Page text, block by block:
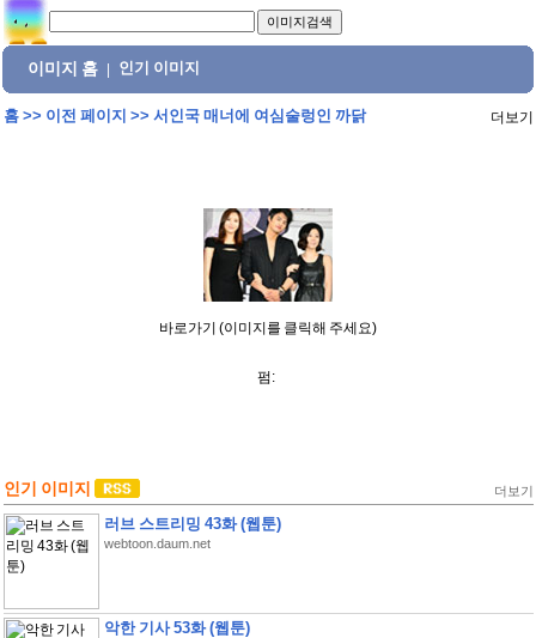
이미지 홈 인기 이미지
홈>> 이전 페이지 >> 서인국 매너에 여심술렁인 까닭 더보기
바로가기 (이미지를 클릭해 주세요)
펌:
인기 이미지 더보기
러브 스트리밍 43화 (웹툰)
webtoon.daum.net
악한 기사 53화 (웹툰)